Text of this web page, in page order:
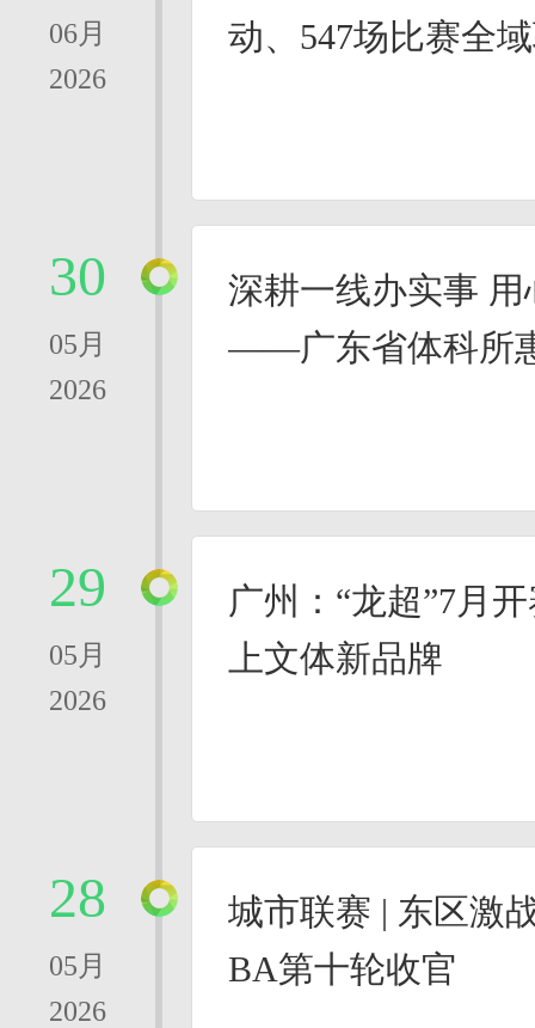
06月
2026
动、547场比赛全
30
05月
2026
深耕一线办实事
——广东省体科所
29
05月
2026
广州：“龙超”7月
上文体新品牌
28
05月
2026
城市联赛 | 东区激
BA第十轮收官